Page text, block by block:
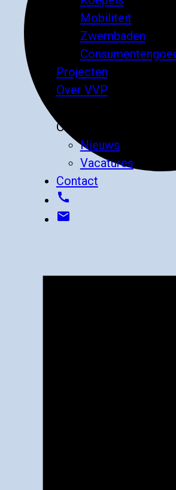
Mobiliteit
Zwembaden
Projecten
Over VVP
Over VVP
Nieuws
Vacatures
Contact
call
email